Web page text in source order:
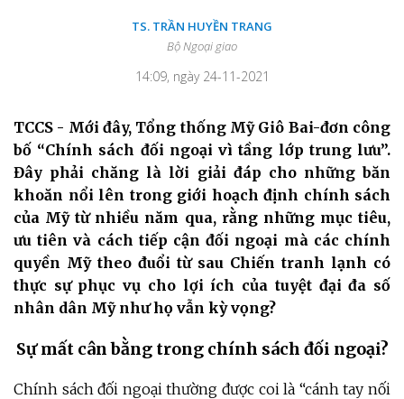
TS. TRẦN HUYỀN TRANG
Bộ Ngoại giao
14:09, ngày 24-11-2021
TCCS - Mới đây, Tổng thống Mỹ Giô Bai-đơn công
bố “Chính sách đối ngoại vì tầng lớp trung lưu”.
Đây phải chăng là lời giải đáp cho những băn
khoăn nổi lên trong giới hoạch định chính sách
của Mỹ từ nhiều năm qua, rằng những mục tiêu,
ưu tiên và cách tiếp cận đối ngoại mà các chính
quyền Mỹ theo đuổi từ sau Chiến tranh lạnh có
thực sự phục vụ cho lợi ích của tuyệt đại đa số
nhân dân Mỹ như họ vẫn kỳ vọng?
Sự mất cân bằng trong chính sách đối ngoại?
Chính sách đối ngoại thường được coi là “cánh tay nối